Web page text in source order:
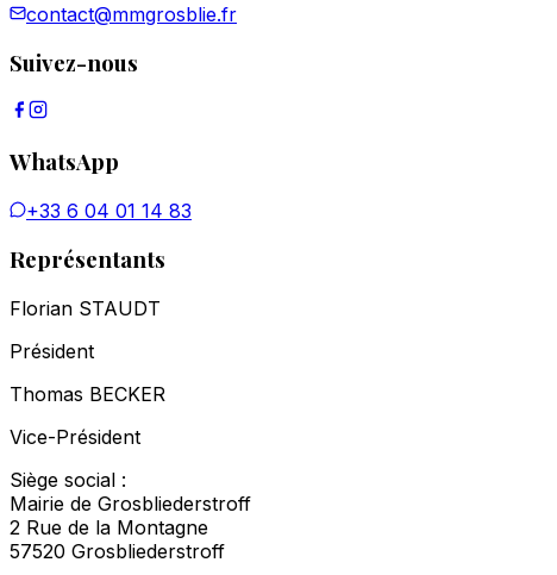
contact@mmgrosblie.fr
Suivez-nous
WhatsApp
+33 6 04 01 14 83
Représentants
Florian STAUDT
Président
Thomas BECKER
Vice-Président
Siège social :
Mairie de Grosbliederstroff
2 Rue de la Montagne
57520 Grosbliederstroff